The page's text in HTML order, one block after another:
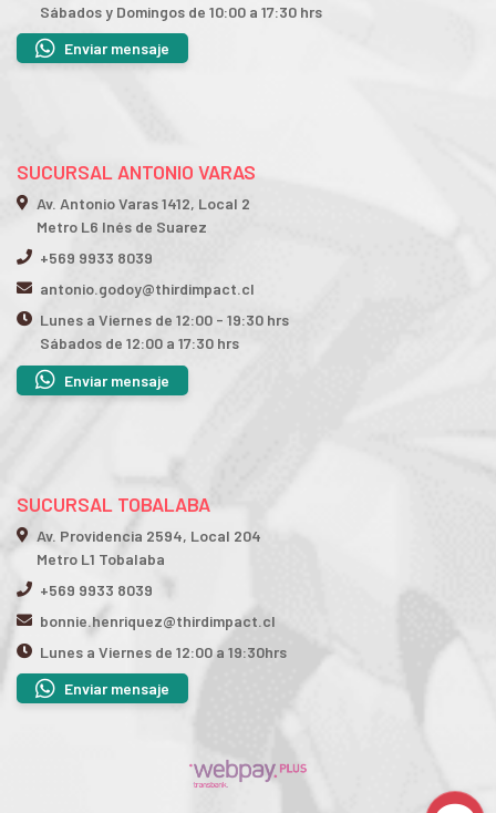
Sábados y Domingos de 10:00 a 17:30 hrs
Enviar mensaje
SUCURSAL ANTONIO VARAS
Av. Antonio Varas 1412, Local 2
Metro L6 Inés de Suarez
+569 9933 8039
antonio.godoy@thirdimpact.cl
Lunes a Viernes de 12:00 - 19:30 hrs
Sábados de 12:00 a 17:30 hrs
Enviar mensaje
SUCURSAL TOBALABA
Av. Providencia 2594, Local 204
Metro L1 Tobalaba
+569 9933 8039
bonnie.henriquez@thirdimpact.cl
Lunes a Viernes de 12:00 a 19:30hrs
Enviar mensaje